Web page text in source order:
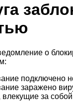
о
подключено
заражено
за